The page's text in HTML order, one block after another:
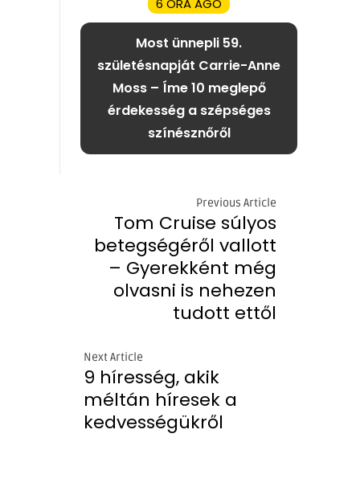
6 ÓRA AGO
Most ünnepli 59.
születésnapját Carrie-Anne
Moss – Íme 10 meglepő
érdekesség a szépséges
színésznőről
Previous Article
Tom Cruise súlyos
betegségéről vallott
– Gyerekként még
olvasni is nehezen
tudott ettől
Next Article
9 híresség, akik
méltán híresek a
kedvességükről